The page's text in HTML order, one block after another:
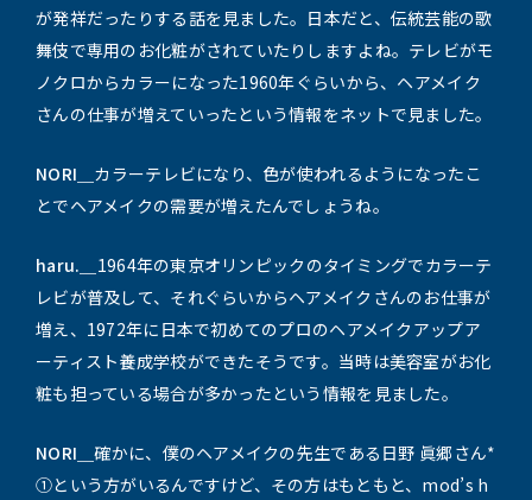
が発祥だったりする話を見ました。日本だと、伝統芸能の歌
舞伎で専用のお化粧がされていたりしますよね。テレビがモ
ノクロからカラーになった1960年ぐらいから、ヘアメイク
さんの仕事が増えていったという情報をネットで見ました。
NORI＿ カラーテレビになり、色が使われるようになったこ
とでヘアメイクの需要が増えたんでしょうね。
haru.＿ 1964年の東京オリンピックのタイミングでカラーテ
レビが普及して、それぐらいからヘアメイクさんのお仕事が
増え、1972年に日本で初めてのプロのヘアメイクアップア
ーティスト養成学校ができたそうです。当時は美容室がお化
粧も担っている場合が多かったという情報を見ました。
NORI＿確かに、僕のヘアメイクの先生である日野 眞郷さん*
①という方がいるんですけど、その方はもともと、mod’s h